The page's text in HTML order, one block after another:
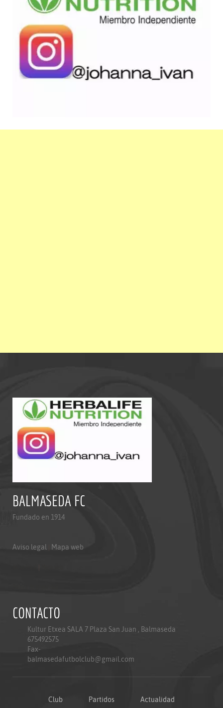
BALMASEDA FC
Fundado en 1914
Aviso legal Mapa web
CONTACTO
Kultur Etxea SALA 7 Plaza San Juan , Balmaseda
675492575
Fax-
balmasedafutbolclub@gmail.com
Club Partidos Actualidad